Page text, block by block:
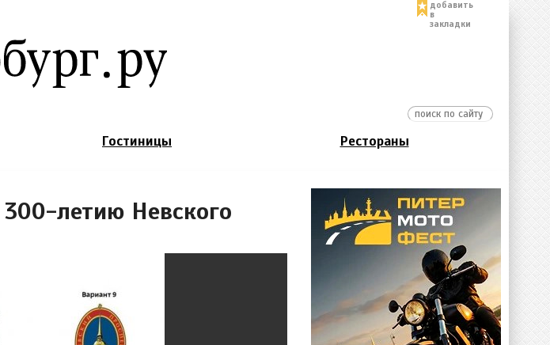
добавить
в
закладки
Гостиницы Рестораны
летию Невского